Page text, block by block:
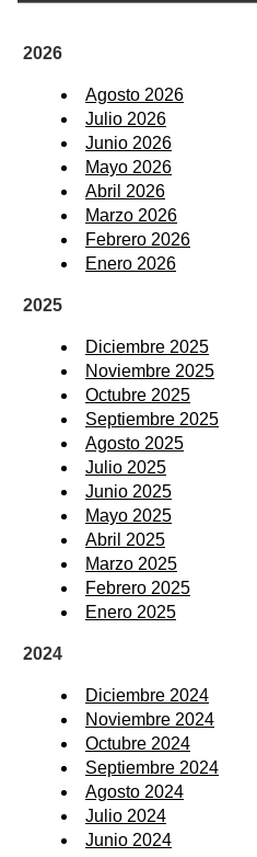
2026
Agosto 2026
Julio 2026
Junio 2026
Mayo 2026
Abril 2026
Marzo 2026
Febrero 2026
Enero 2026
2025
Diciembre 2025
Noviembre 2025
Octubre 2025
Septiembre 2025
Agosto 2025
Julio 2025
Junio 2025
Mayo 2025
Abril 2025
Marzo 2025
Febrero 2025
Enero 2025
2024
Diciembre 2024
Noviembre 2024
Octubre 2024
Septiembre 2024
Agosto 2024
Julio 2024
Junio 2024